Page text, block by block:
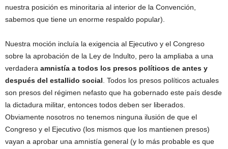
nuestra posición es minoritaria al interior de la Convención,
sabemos que tiene un enorme respaldo popular).
Nuestra moción incluía la exigencia al Ejecutivo y el Congreso
sobre la aprobación de la Ley de Indulto, pero la ampliaba a una
verdadera amnistía a todos los presos políticos de antes y
después del estallido social. Todos los presos políticos actuales
son presos del régimen nefasto que ha gobernado este país desde
la dictadura militar, entonces todos deben ser liberados.
Obviamente nosotros no tenemos ninguna ilusión de que el
Congreso y el Ejecutivo (los mismos que los mantienen presos)
vayan a aprobar una amnistía general (y lo más probable es que